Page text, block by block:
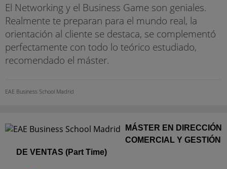
El Networking y el Business Game son geniales.
Realmente te preparan para el mundo real, la
orientación al cliente se destaca, se complementó
perfectamente con todo lo teórico estudiado,
recomendado el máster.
EAE Business School Madrid
MÁSTER EN DIRECCIÓN
COMERCIAL Y GESTIÓN
DE VENTAS (Part Time)